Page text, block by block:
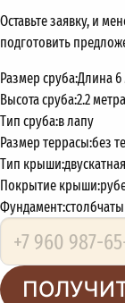
Оставьте заявку, и
подготовить
Размер сруба:Длина
Высота сруба:2.2 метра
Тип сруба:в лапу
Размер террасы:без
Тип крыши:двускатная
Покрытие крыши:
Фундамент: